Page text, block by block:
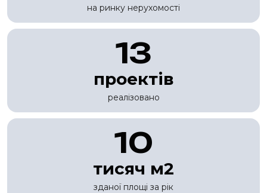
на ринку нерухомості
13
проектів
реалізовано
10
тисяч м2
зданої площі за рік